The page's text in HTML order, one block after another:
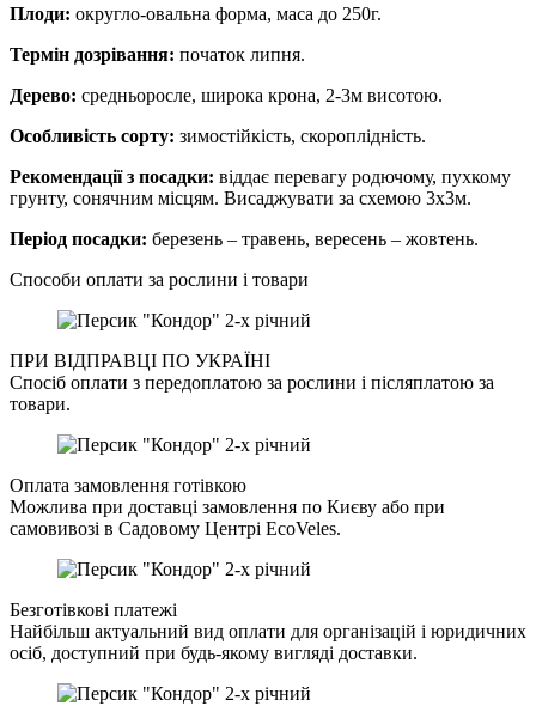
Плоди: округло-овальна форма, маса до 250г.
Термін дозрівання: початок липня.
Дерево: средньоросле, широка крона, 2-3м висотою.
Особливість сорту: зимостійкість, скороплідність.
Рекомендації з посадки: віддає перевагу родючому, пухкому
грунту, сонячним місцям. Висаджувати за схемою 3х3м.
Період посадки: березень – травень, вересень – жовтень.
Способи оплати за рослини і товари
ПРИ ВІДПРАВЦІ ПО УКРАЇНІ
Спосіб оплати з передоплатою за рослини і післяплатою за
товари.
Оплата замовлення готівкою
Можлива при доставці замовлення по Києву або при
самовивозі в Садовому Центрі EcoVeles.
Безготівкові платежі
Найбільш актуальний вид оплати для організацій і юридичних
осіб, доступний при будь-якому вигляді доставки.